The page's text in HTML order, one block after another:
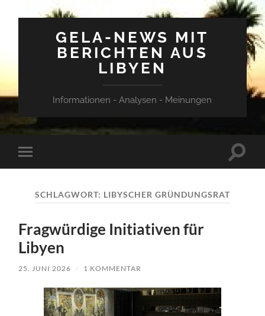
GELA-NEWS MIT
BERICHTEN AUS
LIBYEN
Informationen - Analysen - Meinungen
Mobile-
Menü
SCHLAGWORT: LIBYSCHER GRÜNDUNGSRAT
Fragwürdige Initiativen für
Libyen
25. JUNI 2026 / 1 KOMMENTAR